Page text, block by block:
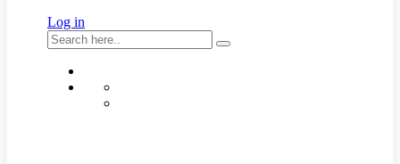
Log in